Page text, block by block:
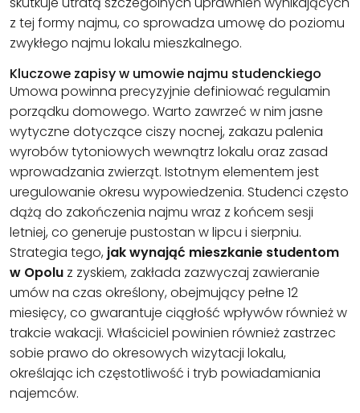
z tej formy najmu, co sprowadza umowę do poziomu
zwykłego najmu lokalu mieszkalnego.
Kluczowe zapisy w umowie najmu studenckiego
Umowa powinna precyzyjnie definiować regulamin
porządku domowego. Warto zawrzeć w nim jasne
wytyczne dotyczące ciszy nocnej, zakazu palenia
wyrobów tytoniowych wewnątrz lokalu oraz zasad
wprowadzania zwierząt. Istotnym elementem jest
uregulowanie okresu wypowiedzenia. Studenci często
dążą do zakończenia najmu wraz z końcem sesji
letniej, co generuje pustostan w lipcu i sierpniu.
Strategia tego, jak wynająć mieszkanie studentom
w Opolu z zyskiem, zakłada zazwyczaj zawieranie
umów na czas określony, obejmujący pełne 12
miesięcy, co gwarantuje ciągłość wpływów również w
trakcie wakacji. Właściciel powinien również zastrzec
sobie prawo do okresowych wizytacji lokalu,
określając ich częstotliwość i tryb powiadamiania
najemców.